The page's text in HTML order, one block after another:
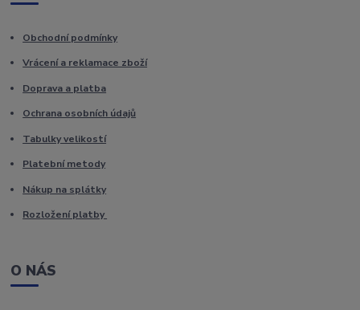
Obchodní podmínky
Vrácení a reklamace zboží
Doprava a platba
Ochrana osobních údajů
Tabulky velikostí
Platební metody
Nákup na splátky
Rozložení platby
O NÁS